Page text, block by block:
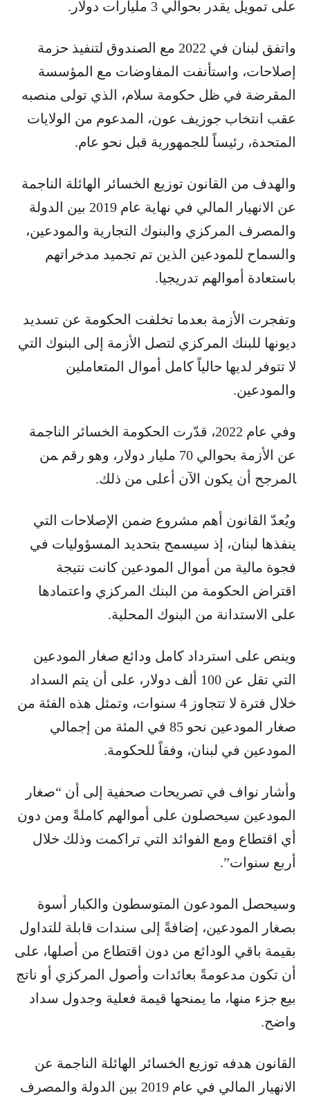
على تمويل يقدر بحوالي 3 مليارات دولار.
واتفق لبنان في 2022 مع الصندوق لتنفيذ حزمة
إصلاحات، واستأنفت المفاوضات مع المؤسسة
المقرضة في ظل حكومة سلام، الذي تولى منصبه
عقب انتخاب جوزيف عون، المدعوم من الولايات
المتحدة، رئيساً للجمهورية قبل نحو عام.
والهدف من القانون توزيع الخسائر الهائلة الناجمة
عن الانهيار المالي في نهاية عام 2019 بين الدولة
والمصرف المركزي والبنوك التجارية والمودعين،
والسماح للمودعين الذين تم تجميد مدخراتهم
باستعادة أموالهم تدريجيا.
وتفجرت الأزمة بعدما تخلفت الحكومة عن تسديد
ديونها للبنك المركزي لتصل الأزمة إلى البنوك التي
لا تتوفر لديها حالياً كامل أموال المتعاملين
والمودعين.
وفي عام 2022، قدّرت الحكومة الخسائر الناجمة
عن الأزمة بحوالي 70 مليار دولار، وهو رقم ‍من
‍المرجح أن يكون الآن أعلى من ذلك.
ويُعدّ القانون أهم مشروع ضمن الإصلاحات التي
ينفذها لبنان، إذ سيسمح بتحديد المسؤوليات في
فجوة مالية من أموال المودعين كانت نتيجة
اقتراض الحكومة من البنك المركزي واعتمادها
على الاستدانة من البنوك المحلية.
وينص على استرداد كامل ودائع صغار المودعين
التي تقل عن 100 ألف دولار، على أن يتم السداد
خلال فترة لا تتجاوز 4 سنوات، وتمثل هذه الفئة من
صغار المودعين نحو 85 في المئة من إجمالي
المودعين في لبنان، وفقاً للحكومة.
وأشار نواف في تصريحات صحفية إلى أن “صغار
المودعين سيحصلون على أموالهم كاملةً ومن دون
أي اقتطاع ومع الفوائد التي تراكمت وذلك خلال
أربع سنوات”.
وسيحصل المودعون المتوسطون والكبار أسوة
بصغار المودعين، إضافةً إلى سندات قابلة للتداول
بقيمة باقي الودائع من دون اقتطاع من أصلها، على
أن تكون مدعومةً بعائدات وأصول المركزي أو ناتج
بيع جزء منها، ما يمنحها قيمة فعلية وجدول سداد
واضح.
القانون هدفه توزيع الخسائر الهائلة الناجمة عن
الانهيار المالي في عام 2019 بين الدولة والمصرف